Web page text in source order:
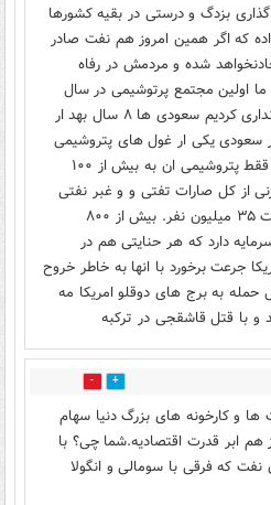
بزدگ و درستی در بقیه کشورها
که اگر همین امروز هم نفت صادر
شده و مردمش در رفاه
ما اولین مجتمع پرتوشیمی در سال
۱۹۶۷ در بندر امام راه انداری کردیم سعودی ها ۸ سال بهد ار
۱۹۷۵. امرور سعودی یکی ار غول های پتروشیمی
جهان است مه صادرات ققط پتروشیمی ان به بیش از ۱۰۰
از کل صارات تفتی و و غبر نفتی
ما بیشتر است با جمعیت ۳۵ میلیون نفر. بیش از ۸۰۰
دارد که هر حنایتی هم در
جرعت برخورد با انها به خاطر خروح
حمله به برج های دوقلو امریکا مه
و با قتل قاشقجی در ترکبه
2
و کارخونه های بزرگ دنیا سهام
ابر قدرت اقتصادیه.شما چی؟ با
که فرقی با سومالی و انگولا